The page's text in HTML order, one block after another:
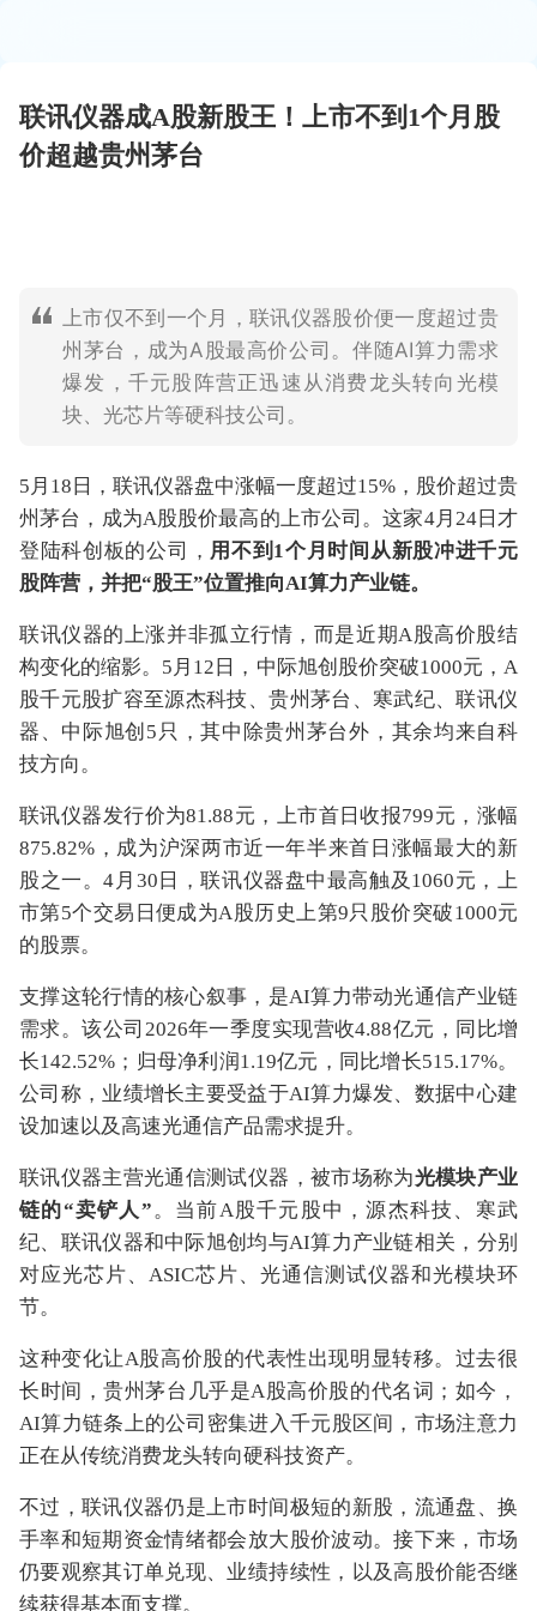
联讯仪器成A股新股王！上市不到1个月股
价超越贵州茅台
上市仅不到一个月，联讯仪器股价便一度超过贵
州茅台，成为A股最高价公司。伴随AI算力需求
爆发，千元股阵营正迅速从消费龙头转向光模
块、光芯片等硬科技公司。
5月18日，联讯仪器盘中涨幅一度超过15%，股价超过贵
州茅台，成为A股股价最高的上市公司。这家4月24日才
登陆科创板的公司， 用不到1个月时间从新股冲进千元
股阵营，并把“股王”位置推向AI算力产业链。
联讯仪器的上涨并非孤立行情，而是近期A股高价股结
构变化的缩影。5月12日，中际旭创股价突破1000元，A
股千元股扩容至源杰科技、贵州茅台、寒武纪、联讯仪
器、中际旭创5只，其中除贵州茅台外，其余均来自科
技方向。
联讯仪器发行价为81.88元，上市首日收报799元，涨幅
875.82%，成为沪深两市近一年半来首日涨幅最大的新
股之一。4月30日，联讯仪器盘中最高触及1060元，上
市第5个交易日便成为A股历史上第9只股价突破1000元
的股票。
支撑这轮行情的核心叙事，是AI算力带动光通信产业链
需求。该公司2026年一季度实现营收4.88亿元，同比增
长142.52%；归母净利润1.19亿元，同比增长515.17%。
公司称，业绩增长主要受益于AI算力爆发、数据中心建
设加速以及高速光通信产品需求提升。
联讯仪器主营光通信测试仪器，被市场称为光模块产业
链的“卖铲人”。当前A股千元股中，源杰科技、寒武
纪、联讯仪器和中际旭创均与AI算力产业链相关，分别
对应光芯片、ASIC芯片、光通信测试仪器和光模块环
节。
这种变化让A股高价股的代表性出现明显转移。过去很
长时间，贵州茅台几乎是A股高价股的代名词；如今，
AI算力链条上的公司密集进入千元股区间，市场注意力
正在从传统消费龙头转向硬科技资产。
不过，联讯仪器仍是上市时间极短的新股，流通盘、换
手率和短期资金情绪都会放大股价波动。接下来，市场
仍要观察其订单兑现、业绩持续性，以及高股价能否继
续获得基本面支撑。